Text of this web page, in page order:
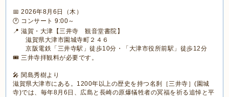
📅 2026年8月6日（木）
🕐 コンサート 9:00～
📍 滋賀・大津【三井寺 観音堂書院】
滋賀県大津市園城寺町２４６
京阪電鉄「三井寺駅」徒歩10分・「大津市役所前駅」徒歩12分
🎟 三井寺拝観料が必要です。
🎤 関島秀樹より
滋賀県大津市にある。1200年以上の歴史を持つ名刹［三井寺］(園城
寺)では、毎年8月6日、広島と長崎の原爆犠牲者の冥福を祈る追悼と平